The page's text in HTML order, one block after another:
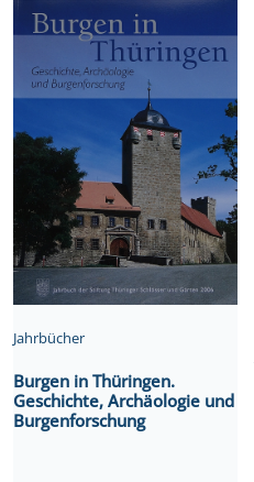
Jahrbücher
Burgen in Thüringen.
Geschichte, Archäologie und
Burgenforschung